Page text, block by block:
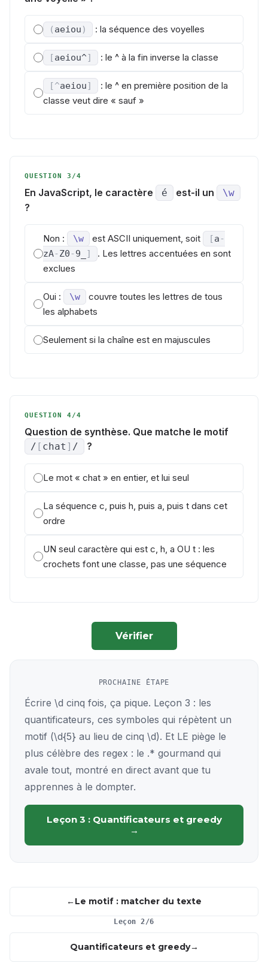
( aeiou ) : la séquence des voyelles
[aeiou^] : le ^ à la fin inverse la classe
[^aeiou]
: le ^ en première position de la
classe veut dire « sauf »
QUESTION 3/4
En JavaScript, le caractère é est-il un \w
?
Non : \w est ASCII uniquement, soit [a-
zA-Z0-9 ]
. Les lettres accentuées en sont
exclues
Oui : \w
couvre toutes les lettres de tous
les alphabets
Seulement si la chaîne est en majuscules
QUESTION 4/4
Question de synthèse. Que matche le motif
/ [ chat ] / ?
Le mot « chat » en entier, et lui seul
La séquence c, puis h, puis a, puis t dans cet
ordre
UN seul caractère qui est c, h, a OU t : les
crochets font une classe, pas une séquence
Vérifier
PROCHAINE ÉTAPE
Écrire \d cinq fois, ça pique. Leçon 3 : les
quantificateurs, ces symboles qui répètent un
motif (\d{5} au lieu de cinq \d). Et LE piège le
plus célèbre des regex : le .* gourmand qui
avale tout, montré en direct avant que tu
apprennes à le dompter.
Leçon 3 : Quantificateurs et greedy
→
Le motif : matcher du texte
Leçon 2/6
Quantificateurs et greedy